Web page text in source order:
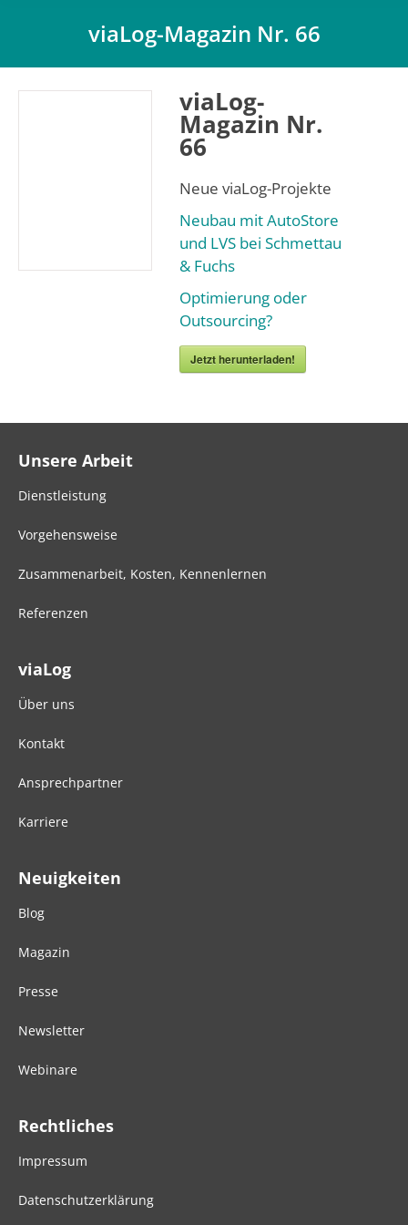
viaLog-Magazin Nr. 66
viaLog-
Magazin Nr.
66
Neue viaLog-Projekte
Neubau mit AutoStore
und LVS bei Schmettau
& Fuchs
Optimierung oder
Outsourcing?
Jetzt herunterladen!
Unsere Arbeit
Dienstleistung
Vorgehensweise
Zusammenarbeit, Kosten, Kennenlernen
Referenzen
viaLog
Über uns
Kontakt
Ansprechpartner
Karriere
Neuigkeiten
Blog
Magazin
Presse
Newsletter
Webinare
Rechtliches
Impressum
Datenschutzerklärung